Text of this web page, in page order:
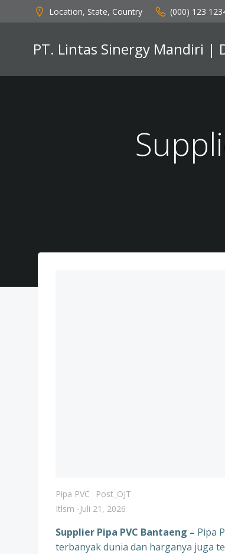
to
Location, State, Country (000) 123
PT. Lintas Sinergy Mandiri |
Pipa PVC
Post_OJT
Itlsm -Juli 21, 2026
Supplier Pipa PVC Bantaeng – Pipa
terbanyak dunia dan harganya juga